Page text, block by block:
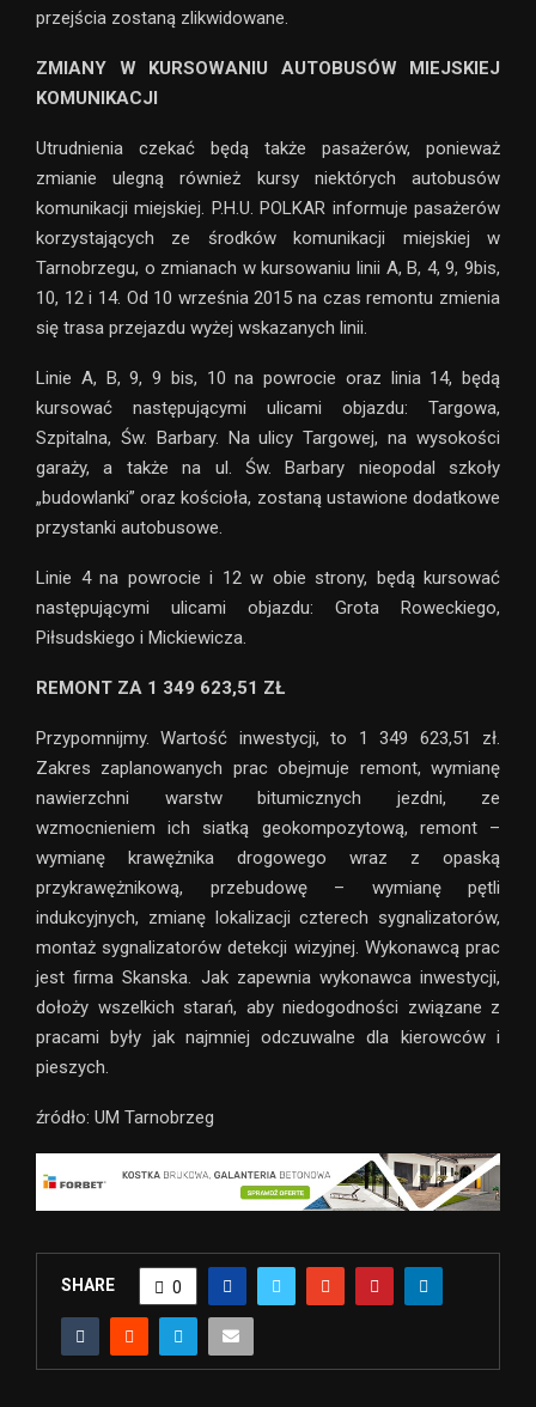
przejścia zostaną zlikwidowane.
ZMIANY W KURSOWANIU AUTOBUSÓW MIEJSKIEJ
KOMUNIKACJI
Utrudnienia czekać będą także pasażerów, ponieważ
zmianie ulegną również kursy niektórych autobusów
komunikacji miejskiej. P.H.U. POLKAR informuje pasażerów
korzystających ze środków komunikacji miejskiej w
Tarnobrzegu, o zmianach w kursowaniu linii A, B, 4, 9, 9bis,
10, 12 i 14. Od 10 września 2015 na czas remontu zmienia
się trasa przejazdu wyżej wskazanych linii.
Linie A, B, 9, 9 bis, 10 na powrocie oraz linia 14, będą
kursować następującymi ulicami objazdu: Targowa,
Szpitalna, Św. Barbary. Na ulicy Targowej, na wysokości
garaży, a także na ul. Św. Barbary nieopodal szkoły
„budowlanki” oraz kościoła, zostaną ustawione dodatkowe
przystanki autobusowe.
Linie 4 na powrocie i 12 w obie strony, będą kursować
następującymi ulicami objazdu: Grota Roweckiego,
Piłsudskiego i Mickiewicza.
REMONT ZA 1 349 623,51 ZŁ
Przypomnijmy. Wartość inwestycji, to 1 349 623,51 zł.
Zakres zaplanowanych prac obejmuje remont, wymianę
nawierzchni warstw bitumicznych jezdni, ze
wzmocnieniem ich siatką geokompozytową, remont –
wymianę krawężnika drogowego wraz z opaską
przykrawężnikową, przebudowę – wymianę pętli
indukcyjnych, zmianę lokalizacji czterech sygnalizatorów,
montaż sygnalizatorów detekcji wizyjnej. Wykonawcą prac
jest firma Skanska. Jak zapewnia wykonawca inwestycji,
dołoży wszelkich starań, aby niedogodności związane z
pracami były jak najmniej odczuwalne dla kierowców i
pieszych.
źródło: UM Tarnobrzeg
SHARE 0